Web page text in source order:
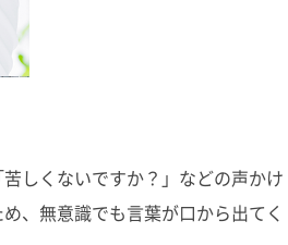
しくないですか？」などの声かけ
、無意識でも言葉が口から出てく